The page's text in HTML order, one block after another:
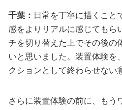
千葉： 日常を丁寧に描くこと
感をよりリアルに感じてもら
チを切り替えた上でその後の
いと思いました。装置体験を
クションとして終わらせない
さらに装置体験の前に、もう